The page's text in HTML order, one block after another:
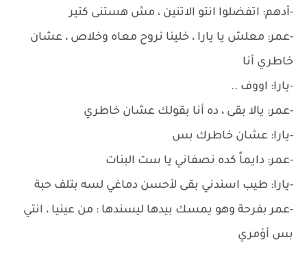
-أدهم: اتفضلوا انتو الاتنين ، مش هستنى كتير
-عمر: معلش يا يارا ، خلينا نروح معاه وخلاص ، عشان
خاطري أنا
-يارا: اووف ..
-عمر: يالا بقى ، ده أنا بقولك عشان خاطري
-يارا: عشان خاطرك بس
-عمر: دايماً كده نصفاني يا ست البنات
-يارا: طيب اسندني بقى لأحسن دماغي لسه بتلف حبة
-عمر بفرحة وهو يمسك بيدها ليسندها : من عينيا ، انتي
بس أؤمري